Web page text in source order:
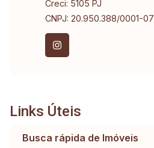
Creci: 5105 PJ
CNPJ: 20.950.388/0001-07
Links Úteis
Busca rápida de Imóveis